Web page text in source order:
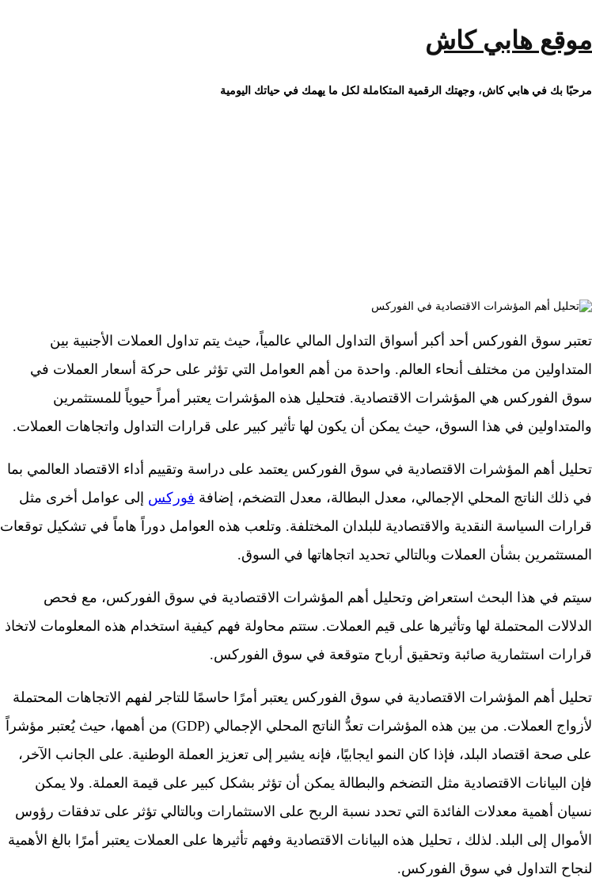
المحتوى
موقع هابي كاش
مرحبًا بك في هابي كاش، وجهتك الرقمية المتكاملة لكل ما يهمك في حياتك اليومية
تعتبر سوق الفوركس أحد أكبر أسواق التداول المالي عالمياً، حيث يتم تداول العملات الأجنبية بين
المتداولين من مختلف أنحاء العالم. واحدة من أهم العوامل التي تؤثر على حركة أسعار العملات في
سوق الفوركس هي المؤشرات الاقتصادية. فتحليل هذه المؤشرات يعتبر أمراً حيوياً للمستثمرين
والمتداولين في هذا السوق، حيث يمكن أن يكون لها تأثير كبير على قرارات التداول واتجاهات العملات.
تحليل أهم المؤشرات الاقتصادية في سوق الفوركس يعتمد على دراسة وتقييم أداء الاقتصاد العالمي بما
في ذلك الناتج المحلي الإجمالي، معدل البطالة، معدل التضخم، إضافة فوركس إلى عوامل أخرى مثل
قرارات السياسة النقدية والاقتصادية للبلدان المختلفة. وتلعب هذه العوامل دوراً هاماً في تشكيل توقعات
المستثمرين بشأن العملات وبالتالي تحديد اتجاهاتها في السوق.
سيتم في هذا البحث استعراض وتحليل أهم المؤشرات الاقتصادية في سوق الفوركس، مع فحص
الدلالات المحتملة لها وتأثيرها على قيم العملات. ستتم محاولة فهم كيفية استخدام هذه المعلومات لاتخاذ
قرارات استثمارية صائبة وتحقيق أرباح متوقعة في سوق الفوركس.
تحليل أهم المؤشرات الاقتصادية في سوق الفوركس يعتبر أمرًا حاسمًا للتاجر لفهم الاتجاهات المحتملة
لأزواج العملات. من بين هذه المؤشرات تعدُّ الناتج المحلي الإجمالي (GDP) من أهمها، حيث يُعتبر مؤشراً
على صحة اقتصاد البلد، فإذا كان النمو ايجابيًا، فإنه يشير إلى تعزيز العملة الوطنية. على الجانب الآخر،
فإن البيانات الاقتصادية مثل التضخم والبطالة يمكن أن تؤثر بشكل كبير على قيمة العملة. ولا يمكن
نسيان أهمية معدلات الفائدة التي تحدد نسبة الربح على الاستثمارات وبالتالي تؤثر على تدفقات رؤوس
الأموال إلى البلد. لذلك ، تحليل هذه البيانات الاقتصادية وفهم تأثيرها على العملات يعتبر أمرًا بالغ الأهمية
لنجاح التداول في سوق الفوركس.